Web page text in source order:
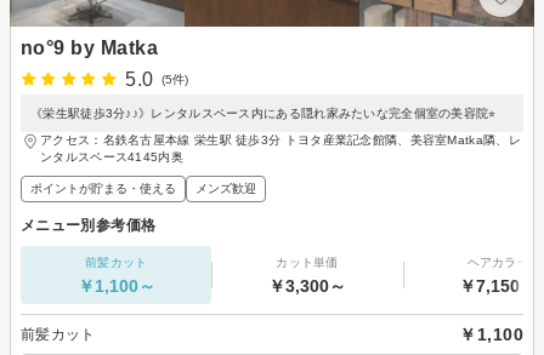
no°9 by Matka
5.0
(5件)
《栄生駅徒歩3分♪♪》レンタルスペース内にある隠れ家みたいな完全個室の美容院⭐︎
アクセス：名鉄名古屋本線 栄生駅 徒歩3分 トヨタ産業記念館隣、美容室Matka隣、レ
ンタルスペース4145内奥
ポイントが貯まる・使える メンズ歓迎
メニュー別参考価格
前髪カット
￥1,100～
カット単価
￥3,300～
ヘアカラー
￥7,150～
前髪カット ￥1,100